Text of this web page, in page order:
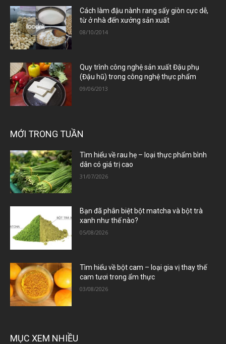
Cách làm đậu nành rang sấy giòn cực dễ,
từ ở nhà đến xưởng sản xuất
08/10/2014
Quy trình công nghệ sản xuất Đậu phụ
(Đậu hũ) trong công nghệ thực phẩm
09/06/2013
MỚI TRONG TUẦN
Tìm hiểu về rau hẹ – loại thực phẩm bình
dân có giá trị cao
31/07/2026
Bạn đã phân biệt bột matcha và bột trà
xanh như thế nào?
05/08/2026
Tìm hiểu về bột cam – loại gia vị thay thế
cam tươi trong ẩm thực
03/08/2026
MỤC XEM NHIỀU